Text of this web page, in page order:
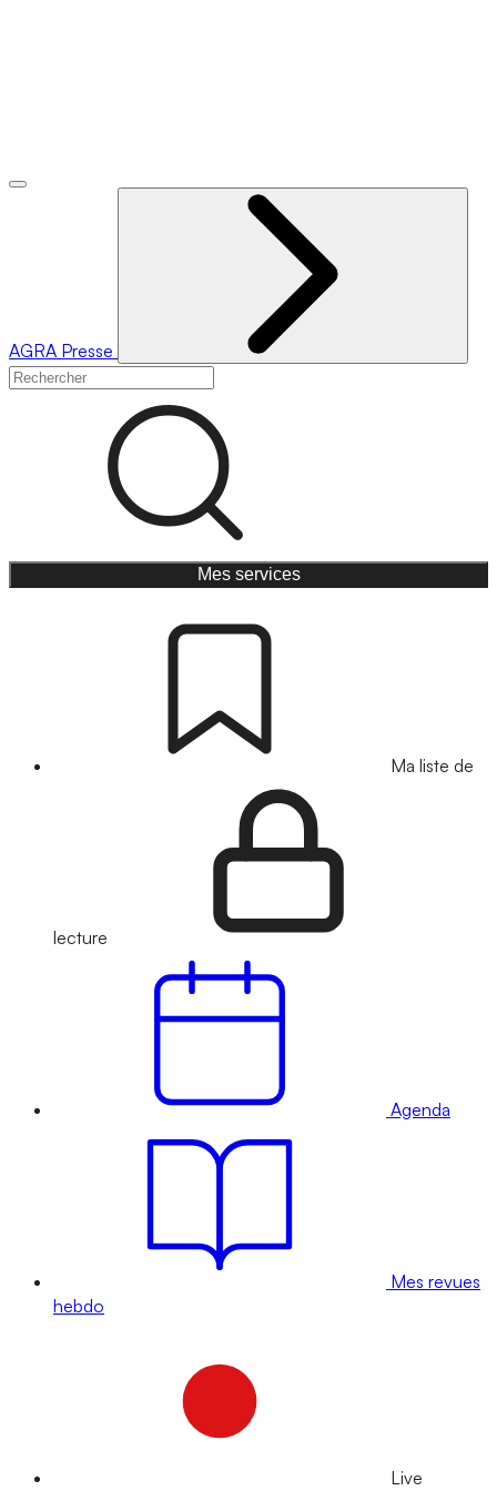
AGRA Presse
Mes services
Ma liste de
lecture
Agenda
Mes revues
hebdo
Live